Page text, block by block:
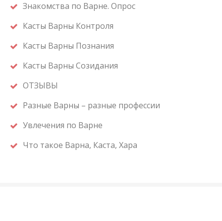
Знакомства по Варне. Опрос
Касты Варны Контроля
Касты Варны Познания
Касты Варны Созидания
ОТЗЫВЫ
Разные Варны – разные профессии
Увлечения по Варне
Что такое Варна, Каста, Хара